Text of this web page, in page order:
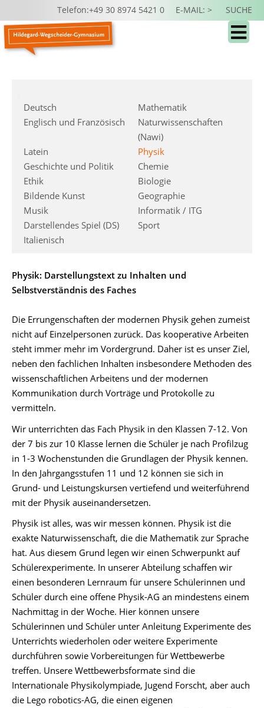
Telefon:+49 30 8974 5421 0 E-MAIL: > SUCHE
Deutsch
Mathematik
Englisch und Französisch
Naturwissenschaften
(Nawi)
Latein
Physik
Geschichte und Politik
Chemie
Ethik
Biologie
Bildende Kunst
Geographie
Musik
Informatik / ITG
Darstellendes Spiel (DS)
Sport
Italienisch
Physik: Darstellungstext zu Inhalten und
Selbstverständnis des Faches
Die Errungenschaften der modernen Physik gehen zumeist
nicht auf Einzelpersonen zurück. Das kooperative Arbeiten
steht immer mehr im Vordergrund. Daher ist es unser Ziel,
neben den fachlichen Inhalten insbesondere Methoden des
wissenschaftlichen Arbeitens und der modernen
Kommunikation durch Vorträge und Protokolle zu
vermitteln.
Wir unterrichten das Fach Physik in den Klassen 7-12. Von
der 7 bis zur 10 Klasse lernen die Schüler je nach Profilzug
in 1-3 Wochenstunden die Grundlagen der Physik kennen.
In den Jahrgangsstufen 11 und 12 können sie sich in
Grund- und Leistungskursen vertiefend und weiterführend
mit der Physik auseinandersetzen.
Physik ist alles, was wir messen können. Physik ist die
exakte Naturwissenschaft, die die Mathematik zur Sprache
hat. Aus diesem Grund legen wir einen Schwerpunkt auf
Schülerexperimente. In unserer Abteilung schaffen wir
einen besonderen Lernraum für unsere Schülerinnen und
Schüler durch eine offene Physik-AG an mindestens einem
Nachmittag in der Woche. Hier können unsere
Schülerinnen und Schüler unter Anleitung Experimente des
Unterrichts wiederholen oder weitere Experimente
durchführen sowie Vorbereitungen für Wettbewerbe
treffen. Unsere Wettbewerbsformate sind die
Internationale Physikolympiade, Jugend Forscht, aber auch
die Lego robotics-AG, die einen eigenen